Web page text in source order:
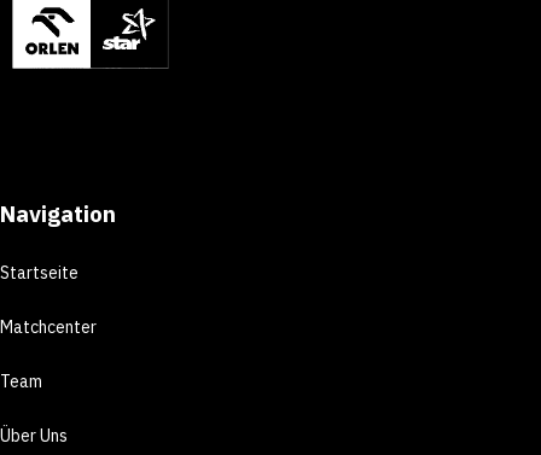
Navigation
Startseite
Matchcenter
Team
Über Uns